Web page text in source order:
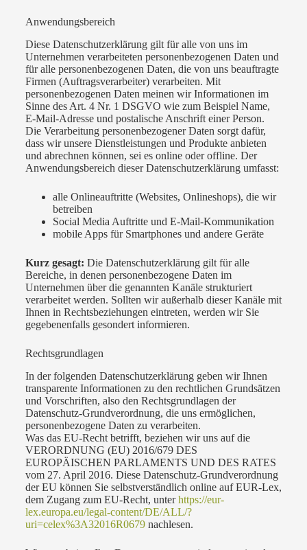
Anwendungsbereich
Diese Datenschutzerklärung gilt für alle von uns im
Unternehmen verarbeiteten personenbezogenen Daten und
für alle personenbezogenen Daten, die von uns beauftragte
Firmen (Auftragsverarbeiter) verarbeiten. Mit
personenbezogenen Daten meinen wir Informationen im
Sinne des Art. 4 Nr. 1 DSGVO wie zum Beispiel Name,
E-Mail-Adresse und postalische Anschrift einer Person.
Die Verarbeitung personenbezogener Daten sorgt dafür,
dass wir unsere Dienstleistungen und Produkte anbieten
und abrechnen können, sei es online oder offline. Der
Anwendungsbereich dieser Datenschutzerklärung umfasst:
alle Onlineauftritte (Websites, Onlineshops), die wir
betreiben
Social Media Auftritte und E-Mail-Kommunikation
mobile Apps für Smartphones und andere Geräte
Kurz gesagt: Die Datenschutzerklärung gilt für alle
Bereiche, in denen personenbezogene Daten im
Unternehmen über die genannten Kanäle strukturiert
verarbeitet werden. Sollten wir außerhalb dieser Kanäle mit
Ihnen in Rechtsbeziehungen eintreten, werden wir Sie
gegebenenfalls gesondert informieren.
Rechtsgrundlagen
In der folgenden Datenschutzerklärung geben wir Ihnen
transparente Informationen zu den rechtlichen Grundsätzen
und Vorschriften, also den Rechtsgrundlagen der
Datenschutz-Grundverordnung, die uns ermöglichen,
personenbezogene Daten zu verarbeiten.
Was das EU-Recht betrifft, beziehen wir uns auf die
VERORDNUNG (EU) 2016/679 DES
EUROPÄISCHEN PARLAMENTS UND DES RATES
vom 27. April 2016. Diese Datenschutz-Grundverordnung
der EU können Sie selbstverständlich online auf EUR-Lex,
dem Zugang zum EU-Recht, unterhttps://eur-
lex.europa.eu/legal-content/DE/ALL/?
uri=celex%3A32016R0679nachlesen.